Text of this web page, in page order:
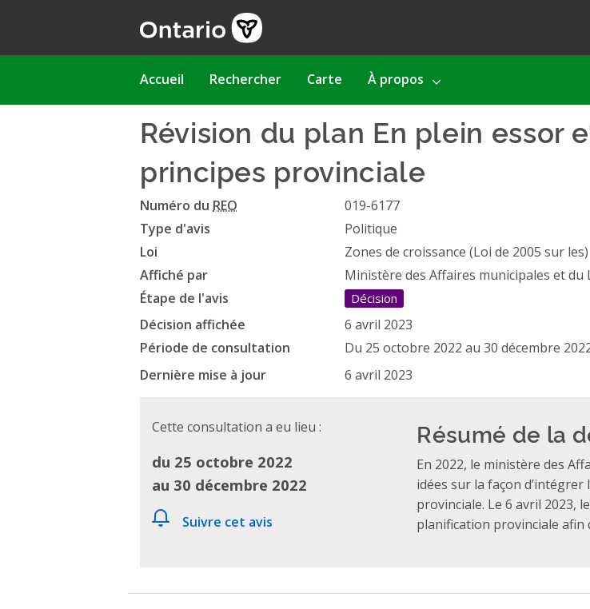
Main
Accueil Rechercher Carte À propos
Révision du plan En plein essor
principes provinciale
Numéro du REO
019-6177
Type d'avis
Politique
Loi
Zones de croissance (Loi de 2005 sur les)
Affiché par
Ministère des Affaires municipales et du
Étape de l'avis
Décision
Décision affichée
6 avril 2023
Période de consultation
Du 25 octobre 2022 au 30 décembre
Dernière mise à jour 6 avril 2023
Cette consultation a eu lieu :
du 25 octobre 2022
au 30 décembre 2022
Suivre cet avis
Résumé de la
En 2022, le ministère des
idées sur la façon
provinciale. Le 6 avril 2023, le
planification provinciale afin